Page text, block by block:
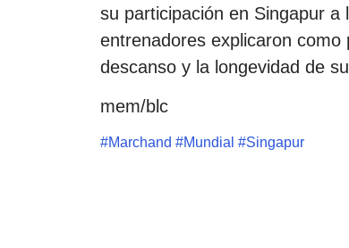
su participación en Singapur
entrenadores explicaron
descanso y la longevidad de
mem/blc
#Marchand #Mundial #Singapur